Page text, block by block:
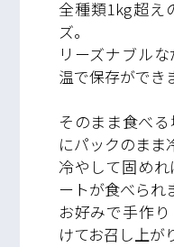
全種類1kg超え
ズ。
リーズナブル
温で保存ができ
そのまま食べ
にパックのまま
冷やして固め
ートが食べられ
お好みで手作
けてお召し上が